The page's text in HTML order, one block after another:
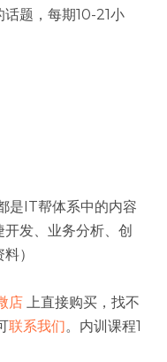
题，每期10-21小
是IT帮体系中的内容
发、业务分析、创
）
店 上直接购买，找不
联系我们。内训课程1